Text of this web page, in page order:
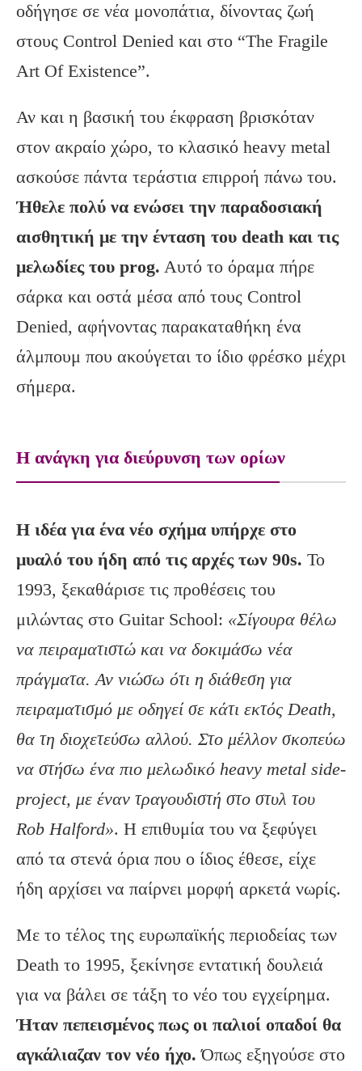
οδήγησε σε νέα μονοπάτια, δίνοντας ζωή
στους Control Denied και στο “The Fragile
Art Of Existence”.
Αν και η βασική του έκφραση βρισκόταν
στον ακραίο χώρο, το κλασικό heavy metal
ασκούσε πάντα τεράστια επιρροή πάνω του.
Ήθελε πολύ να ενώσει την παραδοσιακή
αισθητική με την ένταση του death και τις
μελωδίες του prog. Αυτό το όραμα πήρε
σάρκα και οστά μέσα από τους Control
Denied, αφήνοντας παρακαταθήκη ένα
άλμπουμ που ακούγεται το ίδιο φρέσκο μέχρι
σήμερα.
Η ανάγκη για διεύρυνση των ορίων
Η ιδέα για ένα νέο σχήμα υπήρχε στο
μυαλό του ήδη από τις αρχές των 90s. Το
1993, ξεκαθάρισε τις προθέσεις του
μιλώντας στο Guitar School: «Σίγουρα θέλω
να πειραματιστώ και να δοκιμάσω νέα
πράγματα. Αν νιώσω ότι η διάθεση για
πειραματισμό με οδηγεί σε κάτι εκτός Death,
θα τη διοχετεύσω αλλού. Στο μέλλον σκοπεύω
να στήσω ένα πιο μελωδικό heavy metal side-
project, με έναν τραγουδιστή στο στυλ του
Rob Halford». Η επιθυμία του να ξεφύγει
από τα στενά όρια που ο ίδιος έθεσε, είχε
ήδη αρχίσει να παίρνει μορφή αρκετά νωρίς.
Με το τέλος της ευρωπαϊκής περιοδείας των
Death το 1995, ξεκίνησε εντατική δουλειά
για να βάλει σε τάξη το νέο του εγχείρημα.
Ήταν πεπεισμένος πως οι παλιοί οπαδοί θα
αγκάλιαζαν τον νέο ήχο. Όπως εξηγούσε στο